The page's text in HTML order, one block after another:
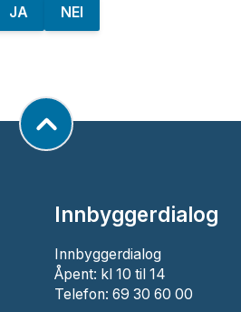
JA NEI
Innbyggerdialog
Innbyggerdialog
Åpent: kl 10 til 14
Telefon: 69 30 60 00